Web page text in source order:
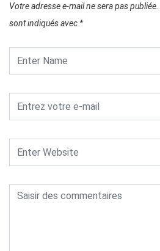
Votre adresse e-mail ne sera pas publiée.
sont indiqués avec *